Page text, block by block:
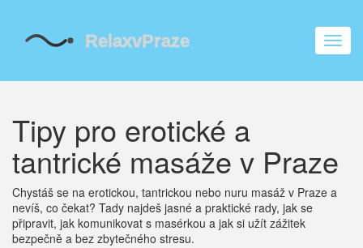
Tipy pro erotické a
tantrické masáže v Praze
Chystáš se na erotickou, tantrickou nebo nuru masáž v Praze a
nevíš, co čekat? Tady najdeš jasné a praktické rady, jak se
připravit, jak komunikovat s masérkou a jak si užít zážitek
bezpečně a bez zbytečného stresu.